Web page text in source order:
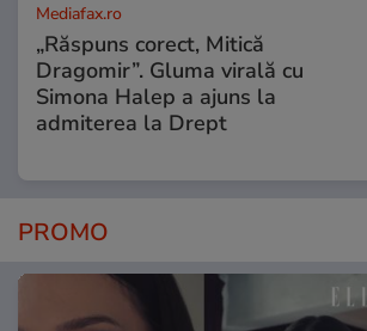
Mediafax.ro
„Răspuns corect, Mitică
Dragomir”. Gluma virală cu
Simona Halep a ajuns la
admiterea la Drept
PROMO